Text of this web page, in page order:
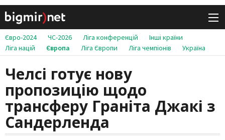
Євро-2024 ЧС-2026 Ліга конференцій
Інші країни
Ліга націй
Європа Ліга Європи Ліга чемпіонів Україна
Челсі готує нову
пропозицію щодо
трансферу Граніта Джакі з
Сандерленда